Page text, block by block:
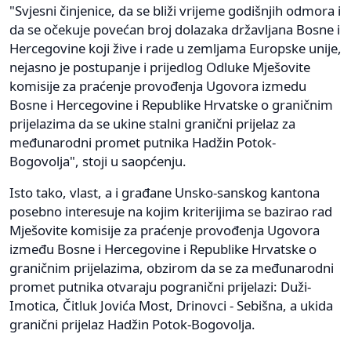
"Svjesni činjenice, da se bliži vrijeme godišnjih odmora i
da se očekuje povećan broj dolazaka državljana Bosne i
Hercegovine koji žive i rade u zemljama Europske unije,
nejasno je postupanje i prijedlog Odluke Mješovite
komisije za praćenje provođenja Ugovora izmedu
Bosne i Hercegovine i Republike Hrvatske o graničnim
prijelazima da se ukine stalni granični prijelaz za
međunarodni promet putnika Hadžin Potok-
Bogovolja", stoji u saopćenju.
Isto tako, vlast, a i građane Unsko-sanskog kantona
posebno interesuje na kojim kriterijima se bazirao rad
Mješovite komisije za praćenje provođenja Ugovora
između Bosne i Hercegovine i Republike Hrvatske o
graničnim prijelazima, obzirom da se za međunarodni
promet putnika otvaraju pogranični prijelazi: Duži-
Imotica, Čitluk Jovića Most, Drinovci - Sebišna, a ukida
granični prijelaz Hadžin Potok-Bogovolja.